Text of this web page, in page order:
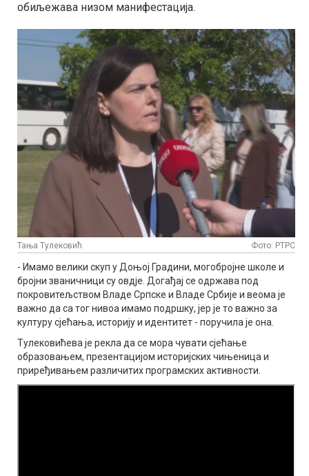
обиљежава низом манифестација.
Тања Тулековић Фото: РТРС
- Имамо велики скуп у Доњој Градини, могобројне школе и
бројни званичници су овдје. Догађај се одржава под
покровитељством Владе Српске и Владе Србије и веома је
важно да са тог нивоа имамо подршку, јер је то важно за
културу сјећања, историју и идентитет - поручила је она.
Тулековићева је рекла да се мора чувати сјећање
образовањем, презентацијом историјских чињеница и
приређивањем различитих програмских активности.